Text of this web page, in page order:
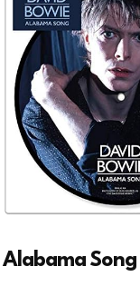
Alabama Song